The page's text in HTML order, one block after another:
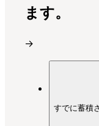
ます。
→
すでに蓄積